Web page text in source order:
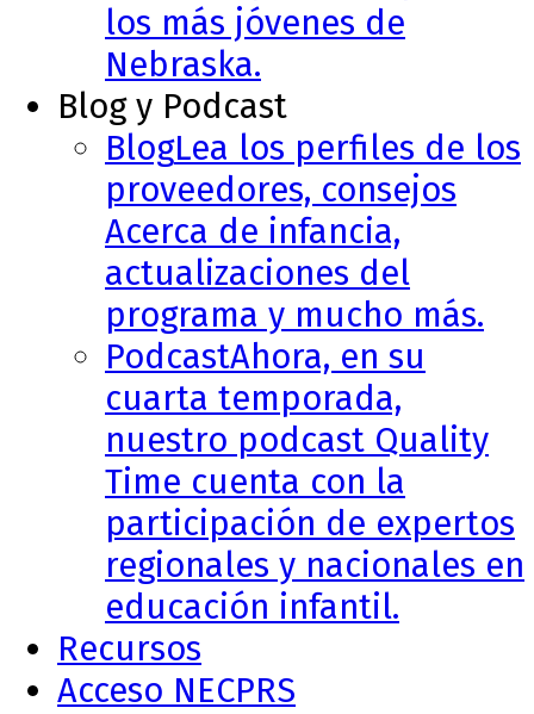
los más jóvenes de
Nebraska.
Blog y Podcast
BlogLea los perfiles de los
proveedores, consejos
Acerca de infancia,
actualizaciones del
programa y mucho más.
PodcastAhora, en su
cuarta temporada,
nuestro podcast Quality
Time cuenta con la
participación de expertos
regionales y nacionales en
educación infantil.
Recursos
Acceso NECPRS